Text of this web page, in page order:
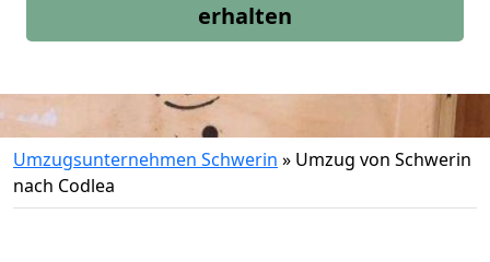
erhalten
Umzugsunternehmen Schwerin » Umzug von Schwerin
nach Codlea